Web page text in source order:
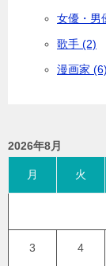
女優・男
歌手 (2)
漫画家 (6)
2026年8月
月 火
3 4